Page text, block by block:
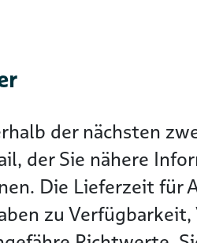
der nächsten
der Sie nähere
Die Lieferzeit für
zu